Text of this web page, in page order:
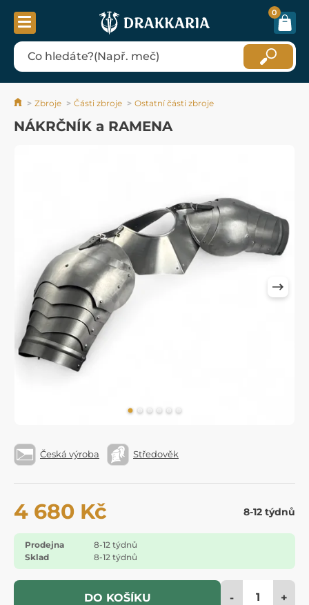
0
Zbroje Části zbroje Ostatní části zbroje
NÁKRČNÍK a RAMENA
Česká výroba Středověk
4 680 Kč 8-12 týdnů
Prodejna
8-12 týdnů
Sklad
8-12 týdnů
DO KOŠÍKU - +